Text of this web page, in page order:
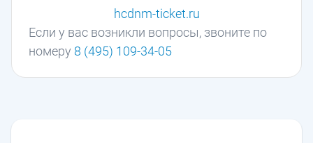
Если у вас возникли вопросы, звоните по
номеру 8 (495) 109-34-05
hcdnm-ticket.ru